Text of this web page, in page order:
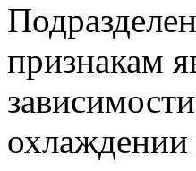
признакам
охлаждении